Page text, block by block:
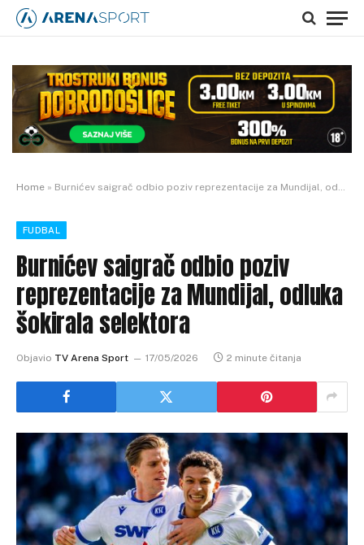
Home » Burnićev saigrač odbio poziv reprezentacije za Mundijal, odluka šokirala selektora
FUDBAL
Burnićev saigrač odbio poziv
reprezentacije za Mundijal, odluka
šokirala selektora
Objavio TV Arena Sport 17/05/2026 2 minute čitanja